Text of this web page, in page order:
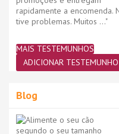
rapidamente a encomenda.
tive problemas. Muitos ..."
MAIS TESTEMUNHOS
ADICIONAR TESTEMUNHO
Blog